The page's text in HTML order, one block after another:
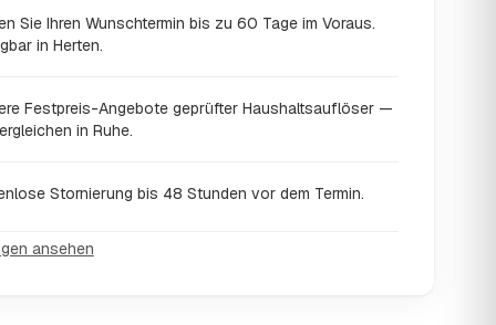
Sie Ihren Wunschtermin bis zu 60 Tage im Voraus.
in Herten.
Festpreis-Angebote geprüfter Haushaltsauflöser —
in Ruhe.
Stornierung bis 48 Stunden vor dem Termin.
ansehen